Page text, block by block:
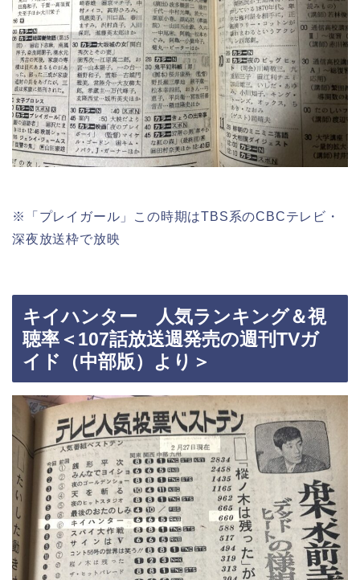
※「プレイガール」この時期はTBS系のCBCテレビ・
深夜放送枠で放映
キイハンター 人気ランキング＆視
聴率＜107話放送週発売の週刊TVガ
イド（中部版）より＞